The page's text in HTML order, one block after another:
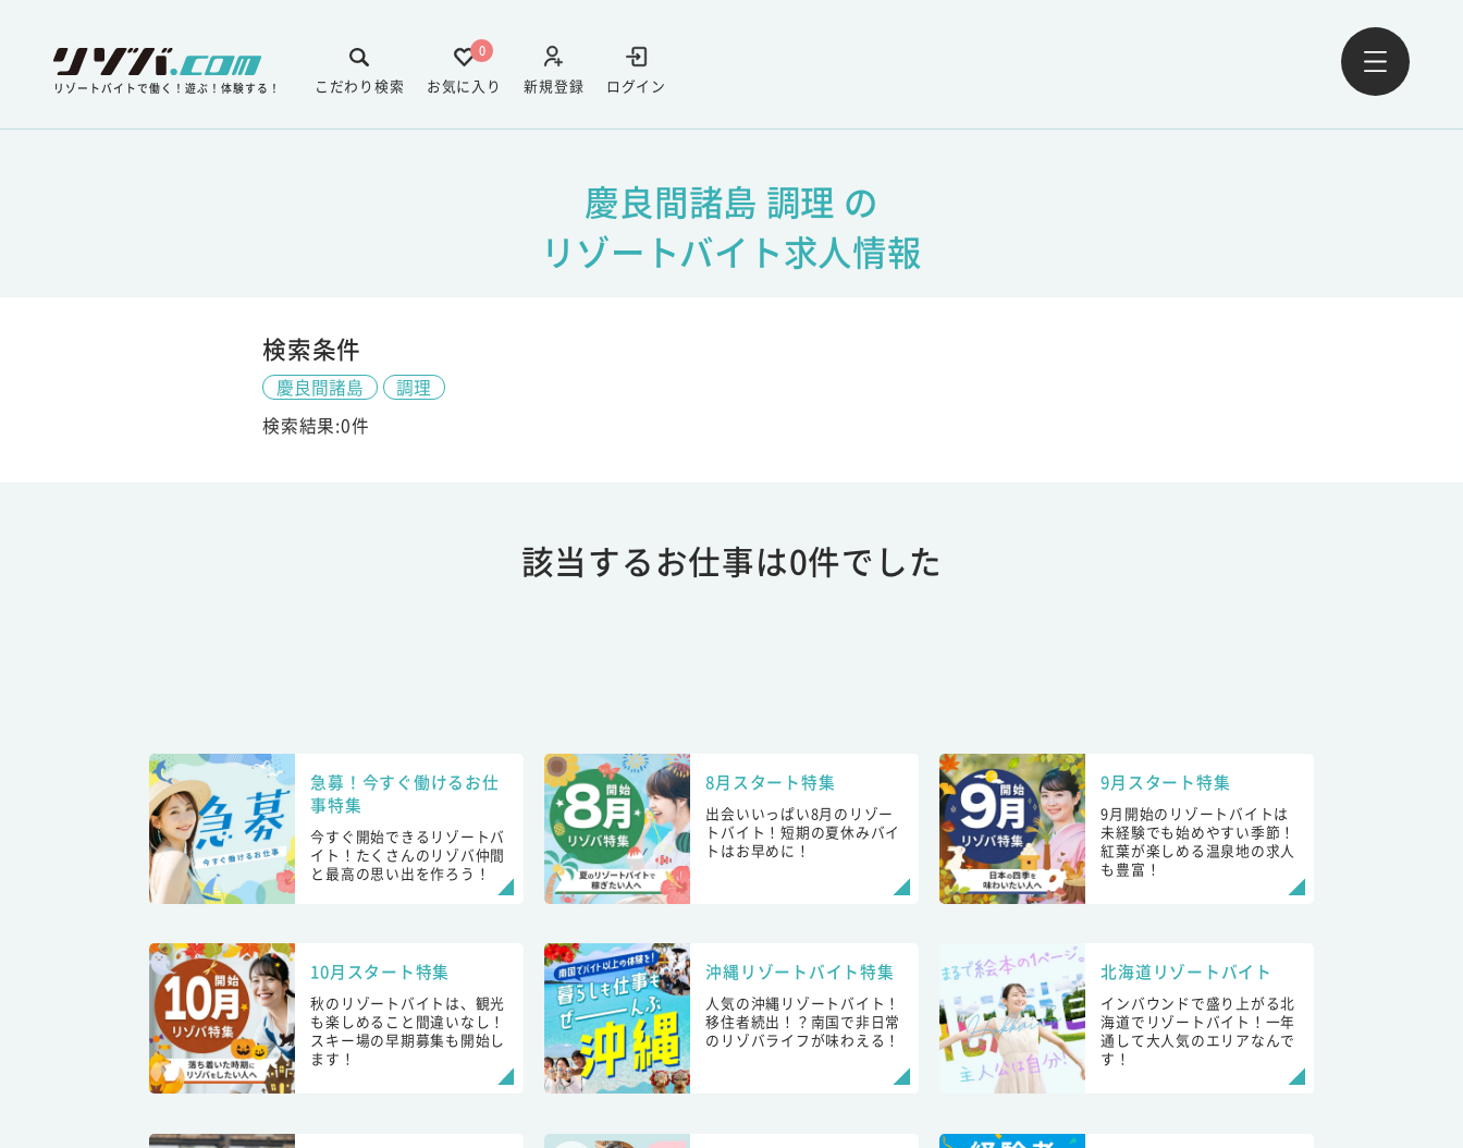
リゾートバイトで働く！遊ぶ！体験する！ ログイン
新規登録
0
お気に入り
こだわり検索
慶良間諸島 調理 の
リゾートバイト求人情報
検索条件
慶良間諸島
調理
検索結果:0件
該当するお仕事は0件でした
急募！今すぐ働けるお仕
事特集
今すぐ開始できるリゾートバ
イト！たくさんのリゾバ仲間
と最高の思い出を作ろう！
8月スタート特集
出会いいっぱい8月のリゾー
トバイト！短期の夏休みバイ
トはお早めに！
9月スタート特集
9月開始のリゾートバイトは
未経験でも始めやすい季節！
紅葉が楽しめる温泉地の求人
も豊富！
10月スタート特集
秋のリゾートバイトは、観光
も楽しめること間違いなし！
スキー場の早期募集も開始し
ます！
沖縄リゾートバイト特集
人気の沖縄リゾートバイト！
移住者続出！？南国で非日常
のリゾバライフが味わえる！
北海道リゾートバイト
インバウンドで盛り上がる北
海道でリゾートバイト！一年
通して大人気のエリアなんで
す！